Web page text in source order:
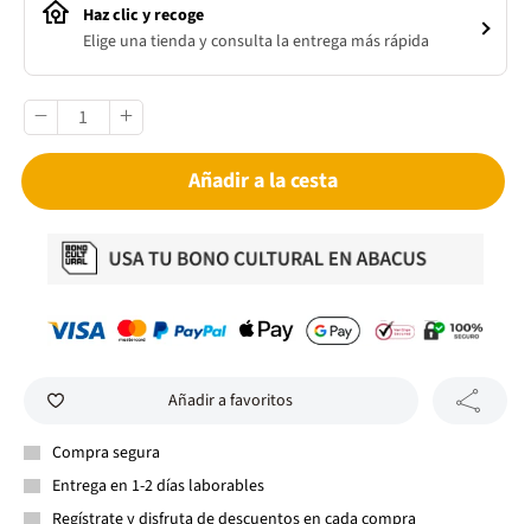
Haz clic y recoge
Elige una tienda y consulta la entrega más rápida
Añadir a la cesta
Añadir a favoritos
Compra segura
Entrega en 1-2 días laborables